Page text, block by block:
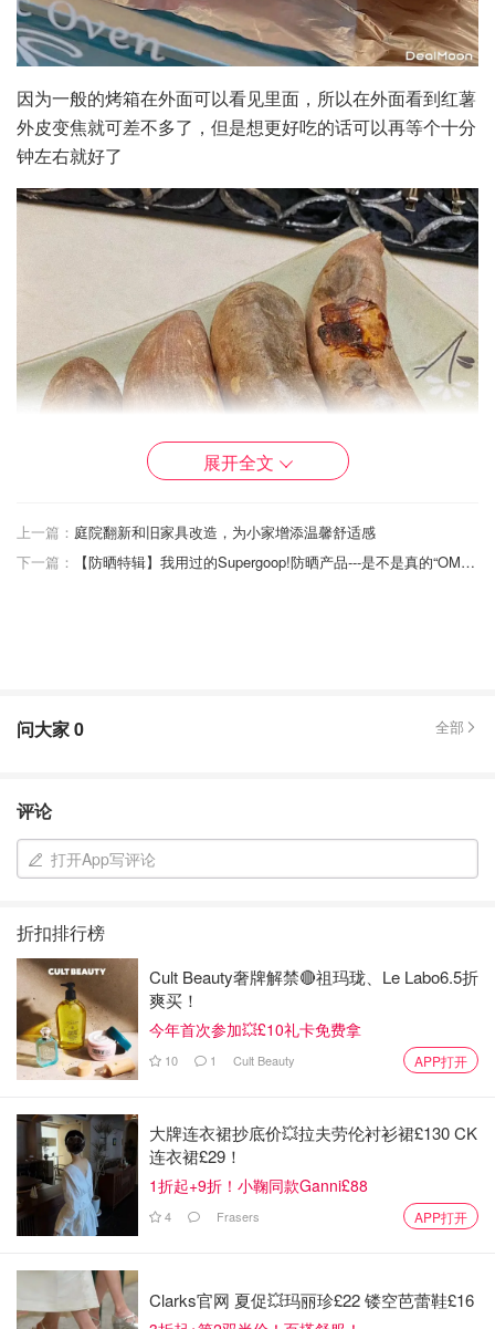
因为一般的烤箱在外面可以看见里面，所以在外面看到红薯
外皮变焦就可差不多了，但是想更好吃的话可以再等个十分
钟左右就好了
烤鸡翅是男票做的，先在鸡翅上切小口，方便入味，腌最少
半个小时，其实时间长点更入味。腌好了之后放进烤箱上下
350度，各二十分钟。表面稍微焦一点点就差不多了，但是
展开全文
上一篇： 庭院翻新和旧家具改造，为小家增添温馨舒适感
下一篇：
【防晒特辑】我用过的Supergoop!防晒产品---是不是真的“OMG”？值的“买它”吗？
问大家0 全部
评论
打开App写评论
折扣排行榜
Cult Beauty奢牌解禁🔴祖玛珑、Le Labo6.5折
爽买！
今年首次参加💥£10礼卡免费拿
10 1 Cult Beauty APP打开
大牌连衣裙抄底价💥拉夫劳伦衬衫裙£130 CK
连衣裙£29！
1折起+9折！小鞠同款Ganni£88
4 Frasers APP打开
Clarks官网 夏促💥玛丽珍£22 镂空芭蕾鞋£16